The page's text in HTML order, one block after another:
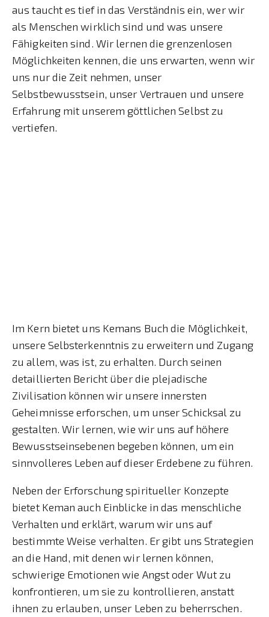
aus taucht es tief in das Verständnis ein, wer wir
als Menschen wirklich sind und was unsere
Fähigkeiten sind. Wir lernen die grenzenlosen
Möglichkeiten kennen, die uns erwarten, wenn wir
uns nur die Zeit nehmen, unser
Selbstbewusstsein, unser Vertrauen und unsere
Erfahrung mit unserem göttlichen Selbst zu
vertiefen.
Im Kern bietet uns Kemans Buch die Möglichkeit,
unsere Selbsterkenntnis zu erweitern und Zugang
zu allem, was ist, zu erhalten. Durch seinen
detaillierten Bericht über die plejadische
Zivilisation können wir unsere innersten
Geheimnisse erforschen, um unser Schicksal zu
gestalten. Wir lernen, wie wir uns auf höhere
Bewusstseinsebenen begeben können, um ein
sinnvolleres Leben auf dieser Erdebene zu führen.
Neben der Erforschung spiritueller Konzepte
bietet Keman auch Einblicke in das menschliche
Verhalten und erklärt, warum wir uns auf
bestimmte Weise verhalten. Er gibt uns Strategien
an die Hand, mit denen wir lernen können,
schwierige Emotionen wie Angst oder Wut zu
konfrontieren, um sie zu kontrollieren, anstatt
ihnen zu erlauben, unser Leben zu beherrschen.